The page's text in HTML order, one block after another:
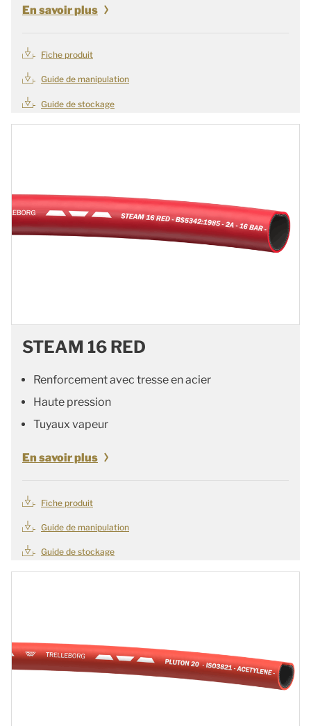
En savoir plus
Fiche produit
Guide de manipulation
Guide de stockage
STEAM 16 RED
Renforcement avec tresse en acier
Haute pression
Tuyaux vapeur
En savoir plus
Fiche produit
Guide de manipulation
Guide de stockage